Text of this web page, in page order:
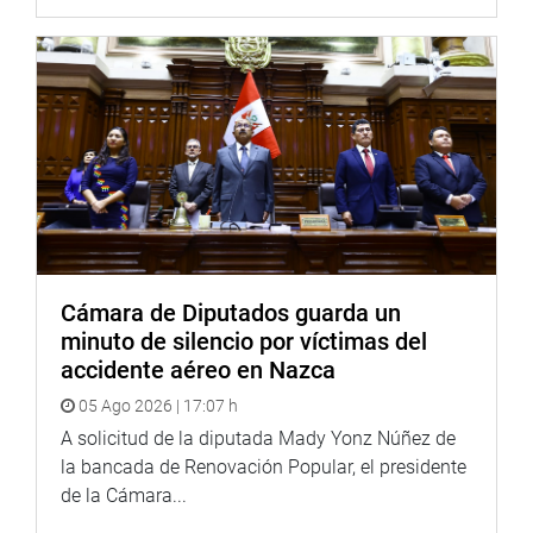
Cabe indicar que el dictamen del PL 6587 que propone la
ley que autoriza el nombramiento al régimen laboral del
Decreto Legislativo 728, Ley de productividad y
competitividad laboral a los trabajadores del Seguro
Social de Salud (EsSalud) beneficiarios de la Ley 31539, y
al régimen laboral bajo el Decreto Legislativo 1057
Contrato Administrativo de Servicios a plazo
indeterminado (CAS) beneficiarios de la ley 31538,
aprobado en el Pleno, está pendiente de una aclaración
por errores materiales.
PENDIENTES DE DEBATE
En cuanto a la agenda legislativa en curso, existen
dictámenes pendientes de debate en el Pleno. Estos son:
-Dictamen que propone declarar de interés nacional la
construcción del Hospital de Apoyo San Martín de
categoría II-1 en el distrito de Unión Progreso de la
Cámara de Diputados guarda un
minuto de silencio por víctimas del
accidente aéreo en Nazca
05 Ago 2026 | 17:07 h
A solicitud de la diputada Mady Yonz Núñez de
la bancada de Renovación Popular, el presidente
de la Cámara...